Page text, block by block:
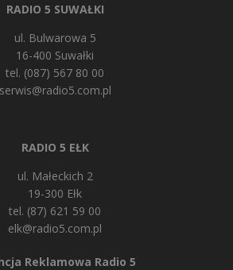
RADIO 5 SUWAŁKI
ul. Bulwarowa 5
16-400 Suwałki
tel. (087) 567 80 00
serwis@radio5.com.pl
RADIO 5 EŁK
ul. Małeckich 2
19-300 Ełk
tel. (87) 621 59 00
elk@radio5.com.pl
Reklamowa Radio 5